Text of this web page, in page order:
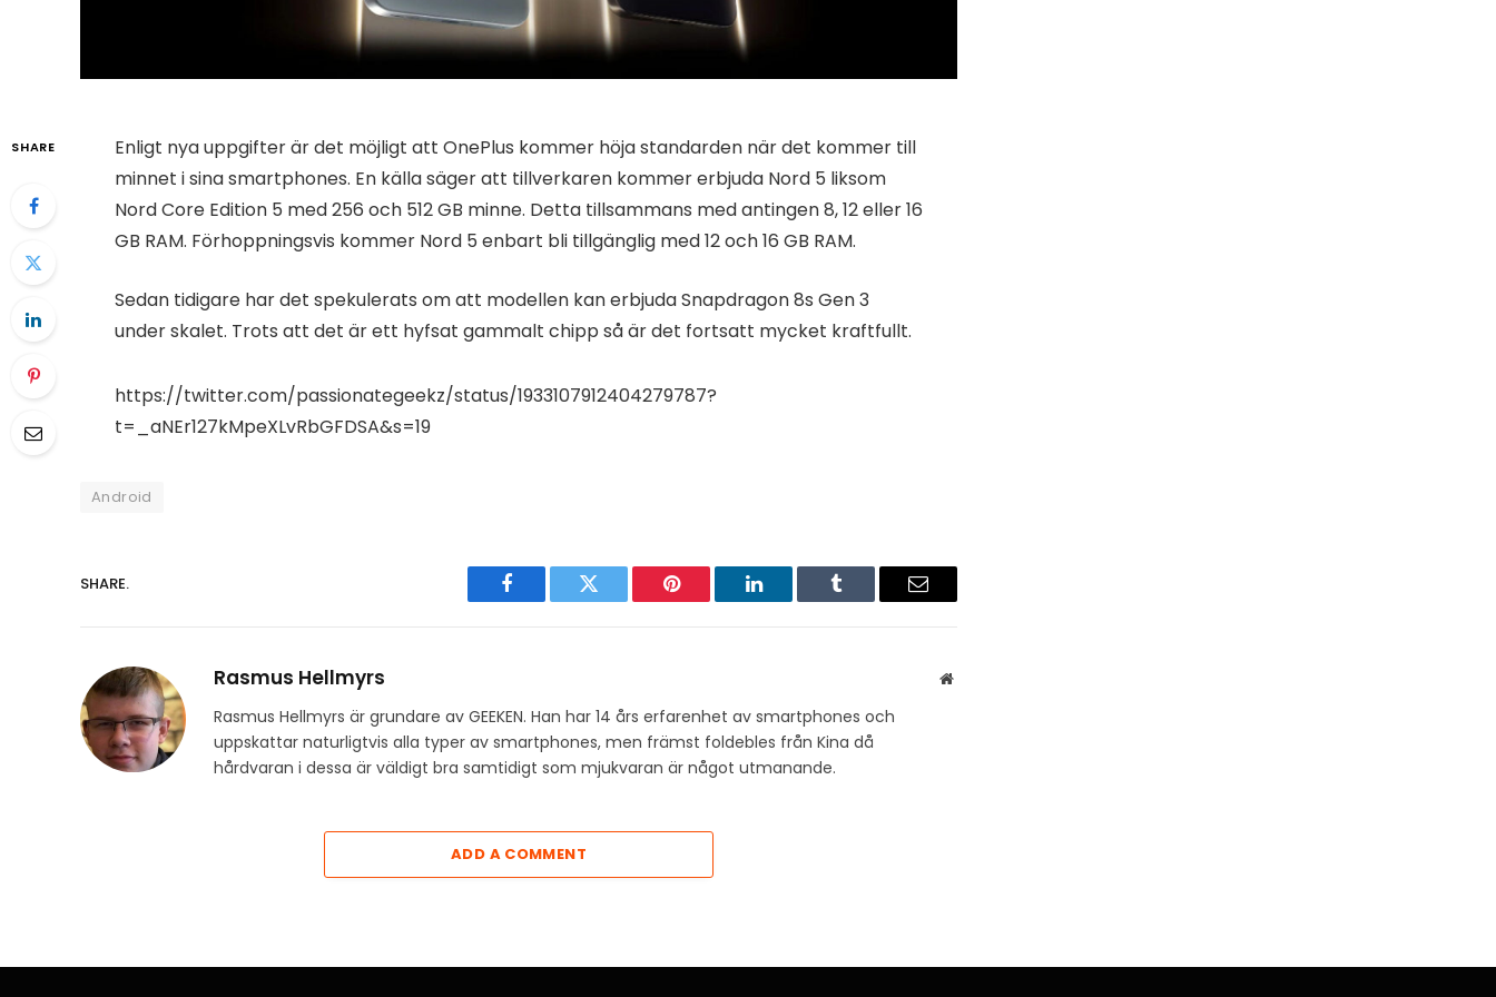
SHARE
Enligt nya uppgifter är det möjligt att OnePlus kommer höja standarden när det kommer till
minnet i sina smartphones. En källa säger att tillverkaren kommer erbjuda Nord 5 liksom
Nord Core Edition 5 med 256 och 512 GB minne. Detta tillsammans med antingen 8, 12 eller 16
GB RAM. Förhoppningsvis kommer Nord 5 enbart bli tillgänglig med 12 och 16 GB RAM.
Sedan tidigare har det spekulerats om att modellen kan erbjuda Snapdragon 8s Gen 3
under skalet. Trots att det är ett hyfsat gammalt chipp så är det fortsatt mycket kraftfullt.
https://twitter.com/passionategeekz/status/1933107912404279787?
t=_aNEr127kMpeXLvRbGFDSA&s=19
Android
SHARE.
Facebook Twitter Pinterest LinkedIn Tumblr Email
Rasmus Hellmyrs Website
Rasmus Hellmyrs är grundare av GEEKEN. Han har 14 års erfarenhet av smartphones och
uppskattar naturligtvis alla typer av smartphones, men främst foldebles från Kina då
hårdvaran i dessa är väldigt bra samtidigt som mjukvaran är något utmanande.
ADD A COMMENT